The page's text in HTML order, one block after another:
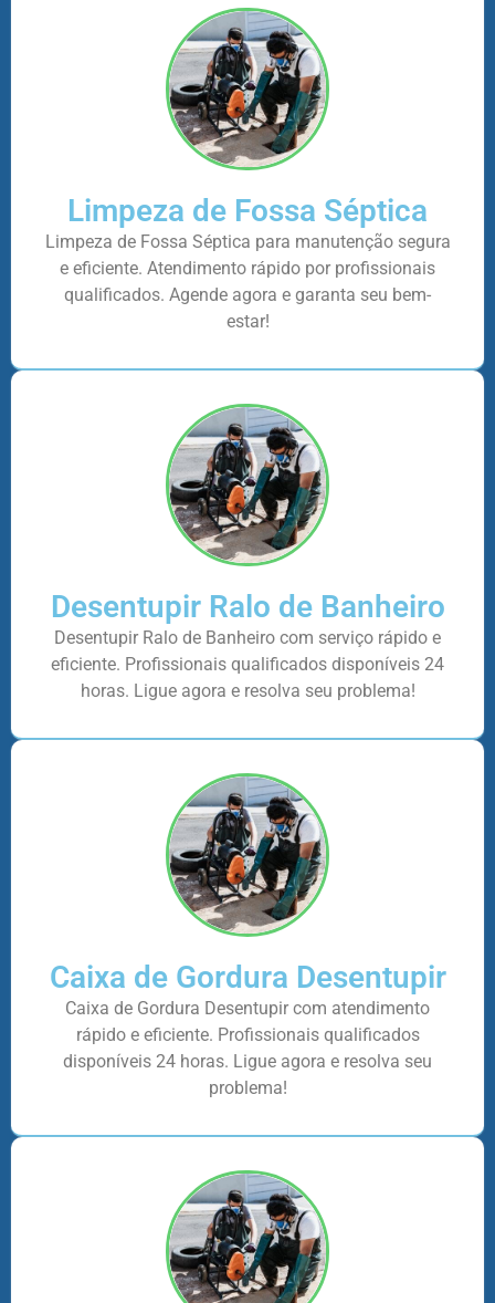
Limpeza de Fossa Séptica
Limpeza de Fossa Séptica para manutenção segura
e eficiente. Atendimento rápido por profissionais
qualificados. Agende agora e garanta seu bem-
estar!
Desentupir Ralo de Banheiro
Desentupir Ralo de Banheiro com serviço rápido e
eficiente. Profissionais qualificados disponíveis 24
horas. Ligue agora e resolva seu problema!
Caixa de Gordura Desentupir
Caixa de Gordura Desentupir com atendimento
rápido e eficiente. Profissionais qualificados
disponíveis 24 horas. Ligue agora e resolva seu
problema!